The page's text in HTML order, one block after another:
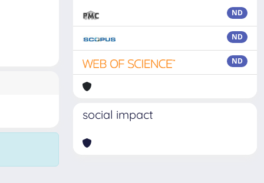
ND
ND
ND
social impact